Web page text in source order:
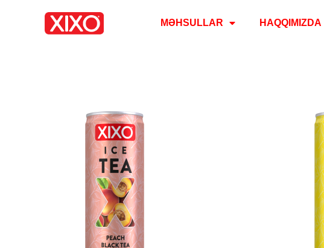
MƏHSULLAR HAQQIMIZDA